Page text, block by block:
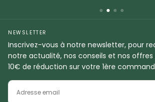
NEWSLETTER
Inscrivez-vous à notre newsletter, pour
notre actualité, nos conseils et nos
10€ de réduction sur votre 1ère
EMAIL